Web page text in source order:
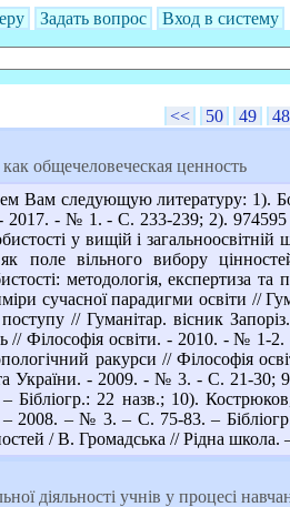
Задать вопрос Вход в систему
<< 50 49 48
общечеловеческая ценность
Вам следующую литературу: 1).
- 2017. - № 1. - С. 233-239; 2).
у вищій і
поле вільного вибору
методологія, експертиза
сучасної парадигми освіти //
поступу // Гуманітар. вісник
// Філософія освіти. - 2010. - № 1-
ракурси // Філософія
України. - 2009. - № 3. - С. 21-30;
22 назв.; 10). Кострюков,
2008. – № 3. – С. 75-83. –
/ В. Громадська // Рідна
діяльності учнів у процесі